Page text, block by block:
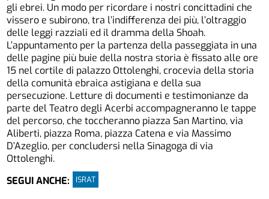
gli ebrei. Un modo per ricordare i nostri concittadini che
vissero e subirono, tra l’indifferenza dei più, l’oltraggio
delle leggi razziali ed il dramma della Shoah.
L’appuntamento per la partenza della passeggiata in una
delle pagine più buie della nostra storia è fissato alle ore
15 nel cortile di palazzo Ottolenghi, crocevia della storia
della comunità ebraica astigiana e della sua
persecuzione. Letture di documenti e testimonianze da
parte del Teatro degli Acerbi accompagneranno le tappe
del percorso, che toccheranno piazza San Martino, via
Aliberti, piazza Roma, piazza Catena e via Massimo
D’Azeglio, per concludersi nella Sinagoga di via
Ottolenghi.
SEGUI ANCHE:
ISRAT